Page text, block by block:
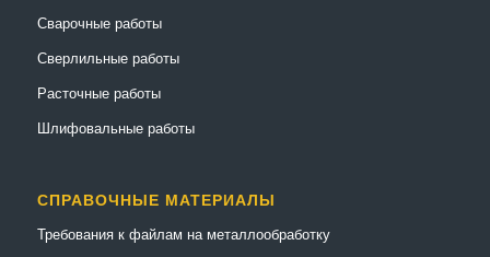
Сварочные работы
Сверлильные работы
Расточные работы
Шлифовальные работы
СПРАВОЧНЫЕ МАТЕРИАЛЫ
Требования к файлам на металлообработку